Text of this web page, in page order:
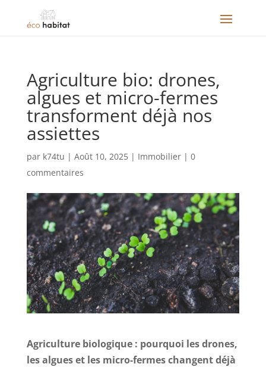
Agriculture bio: drones,
algues et micro-fermes
transforment déjà nos
assiettes
par k74tu | Août 10, 2025| Immobilier| 0
commentaires
Agriculture biologique : pourquoi les drones,
les algues et les micro-fermes changent déjà